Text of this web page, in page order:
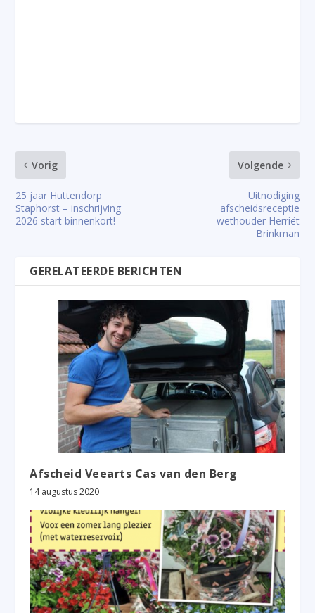
Vorig
25 jaar Huttendorp
Staphorst – inschrijving
2026 start binnenkort!
Volgende
Uitnodiging
afscheidsreceptie
wethouder Herriët
Brinkman
GERELATEERDE BERICHTEN
Afscheid Veearts Cas van den Berg
14 augustus 2020